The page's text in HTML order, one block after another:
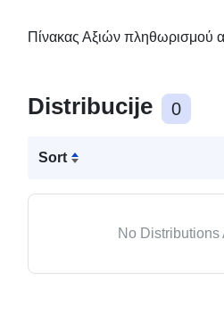
Πίνακας Αξιών πληθωρισμού
Distribucije 0
Sort
No Distributions